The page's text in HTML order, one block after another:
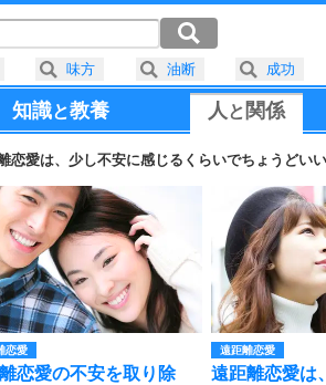
知識と教養 人と 関係
恋愛は、少し不安に感じるくらいでちょうどいい
恋愛
恋愛の不安を取り除
遠距離恋愛
遠距離恋愛は
味方 油断 成功